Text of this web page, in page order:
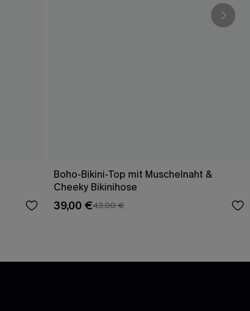
Boho-Bikini-Top mit Muschelnaht &
Cheeky Bikinihose
39,00 €43,00 €